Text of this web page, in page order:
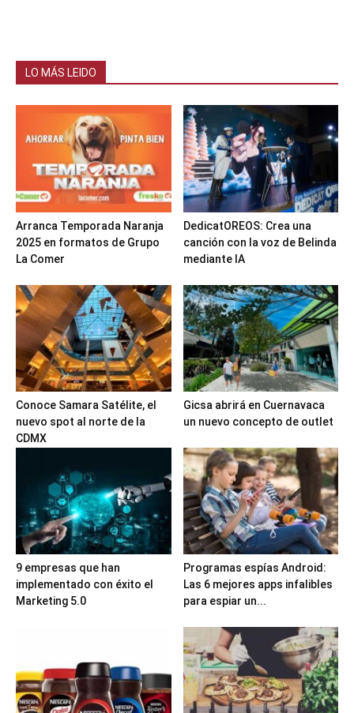
LO MÁS LEIDO
Arranca Temporada Naranja
2025 en formatos de Grupo
La Comer
DedicatOREOS: Crea una
canción con la voz de Belinda
mediante IA
Conoce Samara Satélite, el
nuevo spot al norte de la
CDMX
Gicsa abrirá en Cuernavaca
un nuevo concepto de outlet
9 empresas que han
implementado con éxito el
Marketing 5.0
Programas espías Android:
Las 6 mejores apps infalibles
para espiar un...